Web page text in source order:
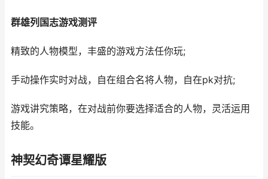
群雄列国志游戏测评
精致的人物模型，丰盛的游戏方法任你玩;
手动操作实时对战，自在组合名将人物，自在pk对抗;
游戏讲究策略，在对战前你要选择适合的人物，灵活运用
技能。
神契幻奇谭星耀版